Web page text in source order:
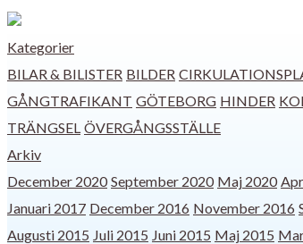
Kategorier
BILAR & BILISTER BILDER
GÅNGTRAFIKANT GÖTEBORG HINDER
TRÄNGSEL ÖVERGÅNGSSTÄLLE
Arkiv
December 2020 September 2020 Maj 2020
Januari 2017 December 2016 November 2016
Augusti 2015 Juli 2015 Juni 2015 Maj 2015